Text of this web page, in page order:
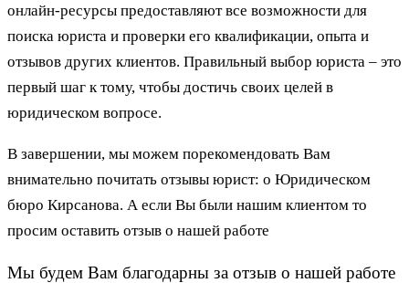
онлайн-ресурсы предоставляют все возможности для
поиска юриста и проверки его квалификации, опыта и
отзывов других клиентов. Правильный выбор юриста – это
первый шаг к тому, чтобы достичь своих целей в
юридическом вопросе.
В завершении, мы можем порекомендовать Вам
внимательно почитать отзывы юрист: о Юридическом
бюро Кирсанова. А если Вы были нашим клиентом то
просим оставить отзыв о нашей работе
Мы будем Вам благодарны за отзыв о нашей работе